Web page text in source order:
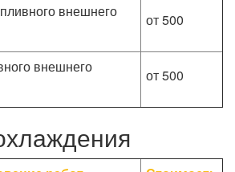
внешнего
от 500
внешнего
от 500